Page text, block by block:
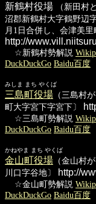
新鶴村役場 （新田村
沼郡新鶴村大字鶴野辺
月1日合併し、会津美里
http://
☆新鶴村勢解説
DuckDuckGo Baidu百度
みしま まち やくば
三島町役場 （三島村
町大字宮下字宮下〕
☆三島町勢解説
DuckDuckGo Baidu百度
かねやま まち やくば
金山町役場 （金山村
川口字谷地〕
http://
☆金山町勢解説
DuckDuckGo Baidu百度